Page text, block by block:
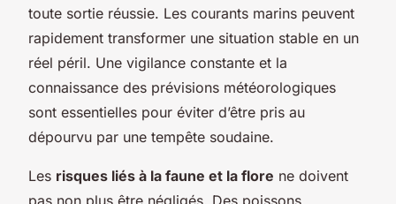
toute sortie réussie. Les courants marins peuvent
rapidement transformer une situation stable en un
réel péril. Une vigilance constante et la
connaissance des prévisions météorologiques
sont essentielles pour éviter d’être pris au
dépourvu par une tempête soudaine.
Les risques liés à la faune et la flore ne doivent
pas non plus être négligés. Des poissons